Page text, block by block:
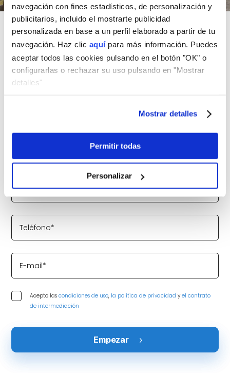
navegación con fines estadísticos, de personalización y
publicitarios, incluido el mostrarte publicidad
personalizada en base a un perfil elaborado a partir de tu
navegación. Haz clic aquípara más información. Puedes
aceptar todos las cookies pulsando en el botón "OK" o
configurarlas o rechazar su uso pulsando en "Mostrar
detalles"
Mostrar detalles
Permitir todas
Personalizar
Rellena el formulario sin compromiso para acceder
a un entorno seguro y simular tu hipoteca.
Además, nuestros analistas expertos en hipotecas
se pondrán en contacto contigo en 24 horas
Apellidos*
Teléfono*
E-mail*
Acepto lascondiciones de uso, la política de privacidad yel contrato
de intermediación